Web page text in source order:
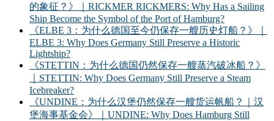
的象征？》｜RICKMER RICKMERS: Why Has a Sailing
Ship Become the Symbol of the Port of Hamburg?
《ELBE 3：为什么德国至今仍保存一艘历史灯船？》｜
ELBE 3: Why Does Germany Still Preserve a Historic
Lightship?
《STETTIN：为什么德国仍然保存一艘蒸汽破冰船？》
｜STETTIN: Why Does Germany Still Preserve a Steam
Icebreaker?
《UNDINE：为什么汉堡仍然保存一艘货运帆船？｜汉
堡海事基金会》｜UNDINE: Why Does Hamburg Still